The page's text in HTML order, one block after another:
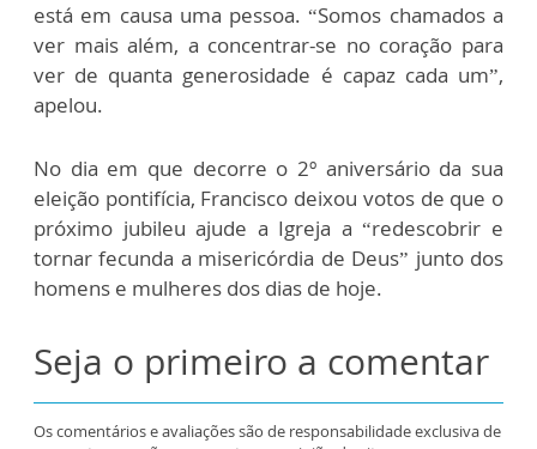
está em causa uma pessoa. “Somos chamados a
ver mais além, a concentrar-se no coração para
ver de quanta generosidade é capaz cada um”,
apelou.
No dia em que decorre o 2º aniversário da sua
eleição pontifícia, Francisco deixou votos de que o
próximo jubileu ajude a Igreja a “redescobrir e
tornar fecunda a misericórdia de Deus” junto dos
homens e mulheres dos dias de hoje.
Seja o primeiro a comentar
Os comentários e avaliações são de responsabilidade exclusiva de